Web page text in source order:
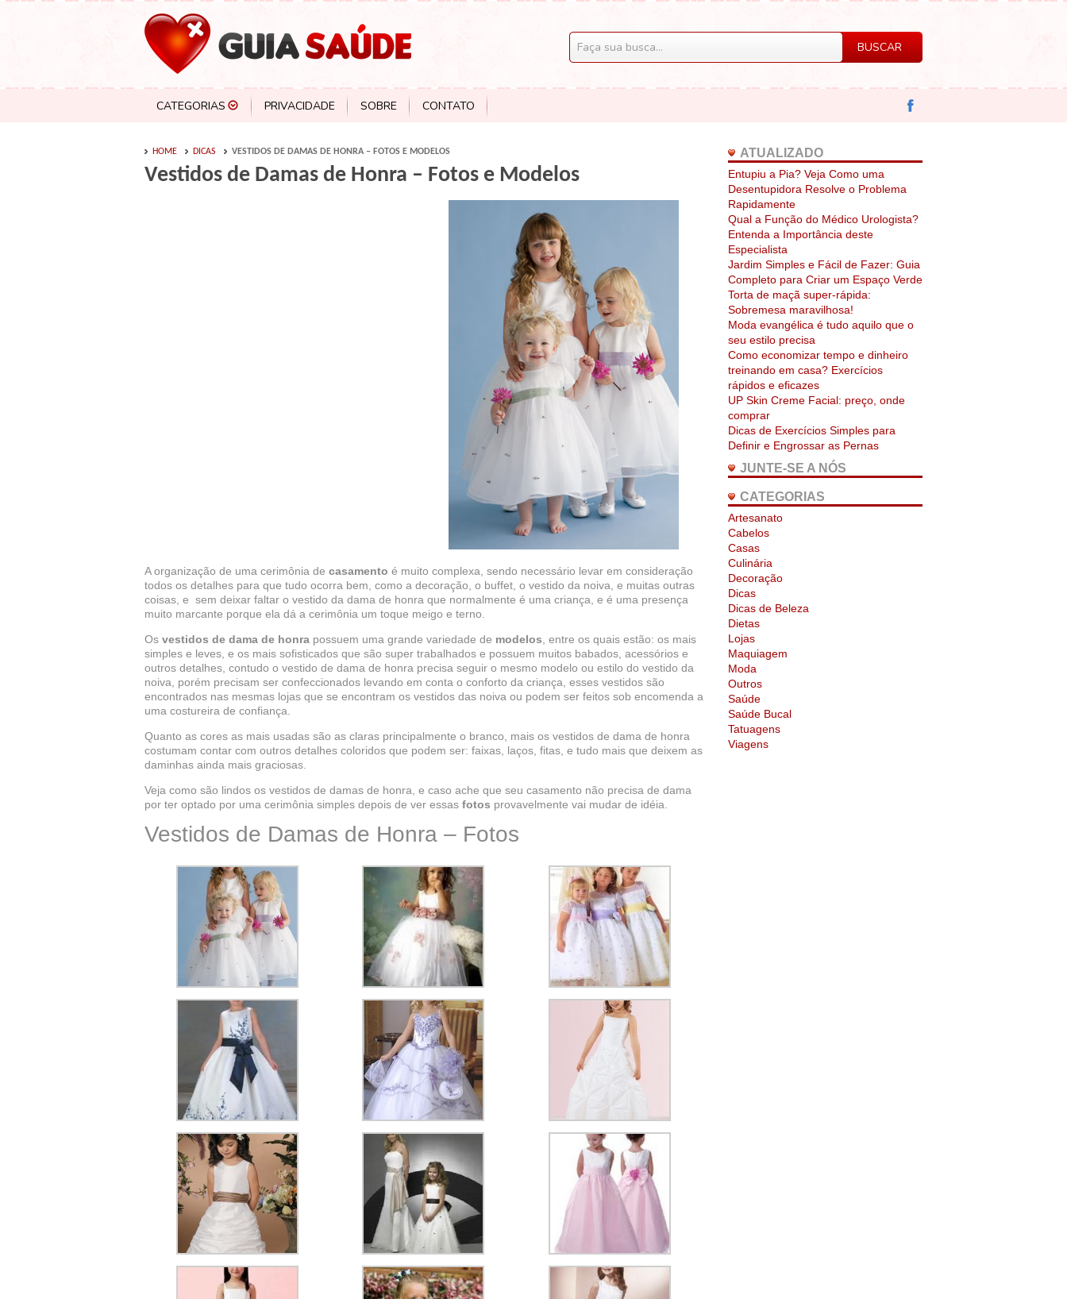
CATEGORIAS PRIVACIDADE SOBRE CONTATO
HOME DICAS VESTIDOS DE DAMAS DE HONRA – FOTOS E MODELOS
Vestidos de Damas de Honra – Fotos e Modelos
A organização de uma cerimônia de casamento é muito complexa, sendo necessário levar em consideração
todos os detalhes para que tudo ocorra bem, como a decoração, o buffet, o vestido da noiva, e muitas outras
coisas, e sem deixar faltar o vestido da dama de honra que normalmente é uma criança, e é uma presença
muito marcante porque ela dá a cerimônia um toque meigo e terno.
Os vestidos de dama de honra possuem uma grande variedade de modelos , entre os quais estão: os mais
simples e leves, e os mais sofisticados que são super trabalhados e possuem muitos babados, acessórios e
outros detalhes, contudo o vestido de dama de honra precisa seguir o mesmo modelo ou estilo do vestido da
noiva, porém precisam ser confeccionados levando em conta o conforto da criança, esses vestidos são
encontrados nas mesmas lojas que se encontram os vestidos das noiva ou podem ser feitos sob encomenda a
uma costureira de confiança.
Quanto as cores as mais usadas são as claras principalmente o branco, mais os vestidos de dama de honra
costumam contar com outros detalhes coloridos que podem ser: faixas, laços, fitas, e tudo mais que deixem as
daminhas ainda mais graciosas.
Veja como são lindos os vestidos de damas de honra, e caso ache que seu casamento não precisa de dama
por ter optado por uma cerimônia simples depois de ver essas fotos provavelmente vai mudar de idéia.
Vestidos de Damas de Honra – Fotos
ATUALIZADO
Entupiu a Pia? Veja Como uma
Desentupidora Resolve o Problema
Rapidamente
Qual a Função do Médico Urologista?
Entenda a Importância deste
Especialista
Jardim Simples e Fácil de Fazer: Guia
Completo para Criar um Espaço Verde
Torta de maçã super-rápida:
Sobremesa maravilhosa!
Moda evangélica é tudo aquilo que o
seu estilo precisa
Como economizar tempo e dinheiro
treinando em casa? Exercícios
rápidos e eficazes
UP Skin Creme Facial: preço, onde
comprar
Dicas de Exercícios Simples para
Definir e Engrossar as Pernas
JUNTE-SE A NÓS
CATEGORIAS
Artesanato
Cabelos
Casas
Culinária
Decoração
Dicas
Dicas de Beleza
Dietas
Lojas
Maquiagem
Moda
Outros
Saúde
Saúde Bucal
Tatuagens
Viagens